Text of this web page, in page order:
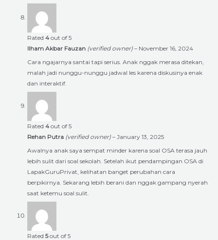
Rated 4 out of 5
Ilham Akbar Fauzan (verified owner) – November 16, 2024
Cara ngajarnya santai tapi serius. Anak nggak merasa ditekan,
malah jadi nunggu-nunggu jadwal les karena diskusinya enak
dan interaktif.
Rated 4 out of 5
Rehan Putra (verified owner) – January 13, 2025
Awalnya anak saya sempat minder karena soal OSA terasa jauh
lebih sulit dari soal sekolah. Setelah ikut pendampingan OSA di
LapakGuruPrivat, kelihatan banget perubahan cara
berpikirnya. Sekarang lebih berani dan nggak gampang nyerah
saat ketemu soal sulit.
Rated 5out of 5